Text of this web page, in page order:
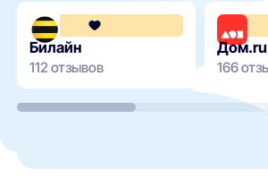
3.6
Билайн
112 отзывов
Дом.ru
166